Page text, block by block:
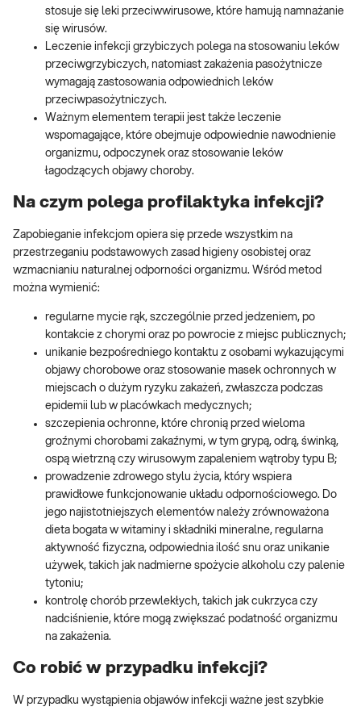
stosuje się leki przeciwwirusowe, które hamują namnażanie
się wirusów.
Leczenie infekcji grzybiczych polega na stosowaniu leków
przeciwgrzybiczych, natomiast zakażenia pasożytnicze
wymagają zastosowania odpowiednich leków
przeciwpasożytniczych.
Ważnym elementem terapii jest także leczenie
wspomagające, które obejmuje odpowiednie nawodnienie
organizmu, odpoczynek oraz stosowanie leków
łagodzących objawy choroby.
Na czym polega profilaktyka infekcji?
Zapobieganie infekcjom opiera się przede wszystkim na
przestrzeganiu podstawowych zasad higieny osobistej oraz
wzmacnianiu naturalnej odporności organizmu. Wśród metod
można wymienić:
regularne mycie rąk, szczególnie przed jedzeniem, po
kontakcie z chorymi oraz po powrocie z miejsc publicznych;
unikanie bezpośredniego kontaktu z osobami wykazującymi
objawy chorobowe oraz stosowanie masek ochronnych w
miejscach o dużym ryzyku zakażeń, zwłaszcza podczas
epidemii lub w placówkach medycznych;
szczepienia ochronne, które chronią przed wieloma
groźnymi chorobami zakaźnymi, w tym grypą, odrą, świnką,
ospą wietrzną czy wirusowym zapaleniem wątroby typu B;
prowadzenie zdrowego stylu życia, który wspiera
prawidłowe funkcjonowanie układu odpornościowego. Do
jego najistotniejszych elementów należy zrównoważona
dieta bogata w witaminy i składniki mineralne, regularna
aktywność fizyczna, odpowiednia ilość snu oraz unikanie
używek, takich jak nadmierne spożycie alkoholu czy palenie
tytoniu;
kontrolę chorób przewlekłych, takich jak cukrzyca czy
nadciśnienie, które mogą zwiększać podatność organizmu
na zakażenia.
Co robić w przypadku infekcji?
W przypadku wystąpienia objawów infekcji ważne jest szybkie